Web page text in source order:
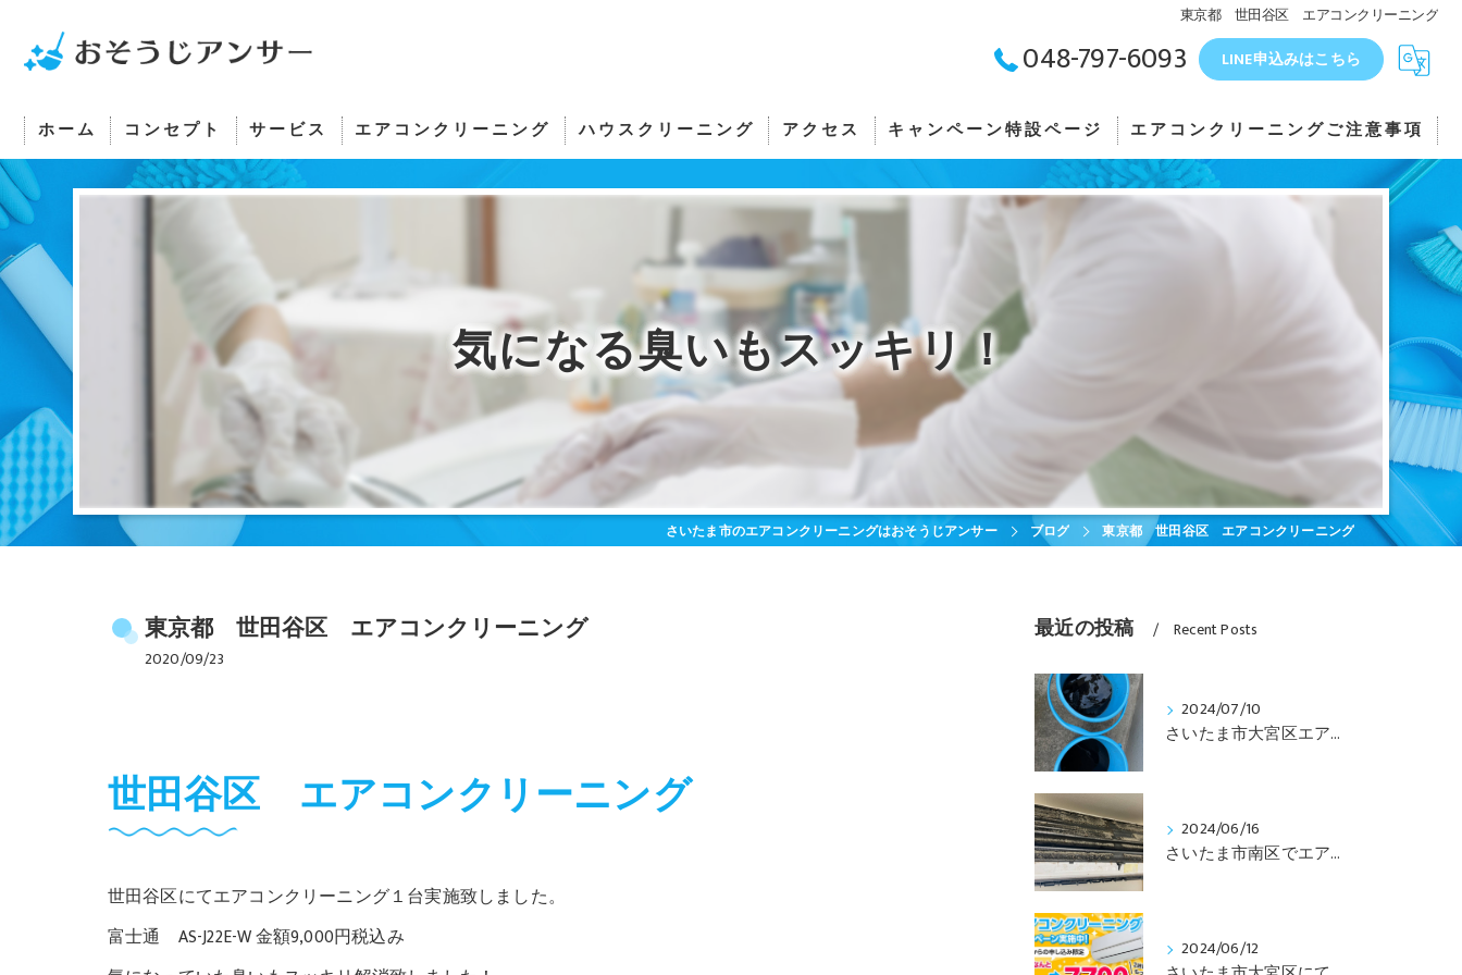
東京都 世田谷区 エアコンクリーニング
048-797-6093 LINE申込みはこちら
ホーム コンセプト
さいたま市のエアコンクリーニング･おそうじアンサーの評判
さいたま市のエアコンクリーニング･おそうじアンサーのお客様の声
さいたま市のエアコンクリーニング･おそうじアンサーの口コミ情報
サービス エアコンクリーニング ハウスクリーニング
洗濯機クリーニング・洗濯機分解洗浄
アクセス
おそうじアンサー
キャンペーン特設ページ エアコンクリーニングご注意事項
気になる臭いもスッキリ！
さいたま市のエアコンクリーニングはおそうじアンサー ブログ 東京都 世田谷区 エアコンクリーニング
東京都 世田谷区 エアコンクリーニング
2020/09/23
世田谷区 エアコンクリーニング
世田谷区にてエアコンクリーニング１台実施致しました。
富士通 AS-J22E-W 金額9,000円税込み
最近の投稿 Recent Posts
2024/07/10
さいたま市大宮区エアコンクリーニング
2024/06/16
さいたま市南区でエアコンクリーニング
2024/06/12